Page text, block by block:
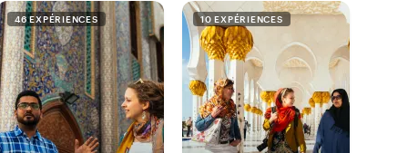
46 EXPÉRIENCES 10 EXPÉRIENCES